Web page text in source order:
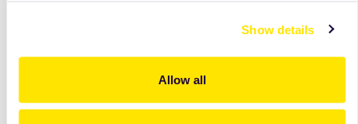
Show details
Allow all
, których
potrzebujesz